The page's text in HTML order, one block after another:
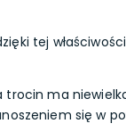
tej
trocin ma
się w